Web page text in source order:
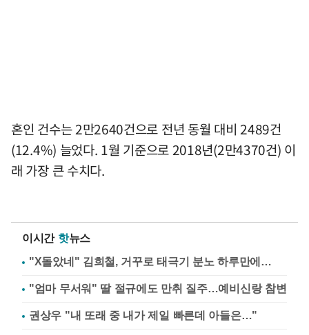
혼인 건수는 2만2640건으로 전년 동월 대비 2489건
(12.4%) 늘었다. 1월 기준으로 2018년(2만4370건) 이
래 가장 큰 수치다.
이시간 핫뉴스
"X돌았네" 김희철, 거꾸로 태극기 분노 하루만에…
"엄마 무서워" 딸 절규에도 만취 질주…예비신랑 참변
권상우 "내 또래 중 내가 제일 빠른데 아들은…"